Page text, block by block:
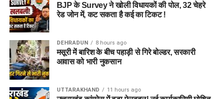
BJP के Survey ने खोली विधायकों की पोल, 32 चेहरे
रेड जोन में, कट सकता है कई का टिकट !
DEHRADUN 8 hours ago
मसूरी में बारिश के बीच पहाड़ी से गिरे बोल्डर, सरकारी
आवास को भारी नुकसान
UTTARAKHAND 11 hours ago